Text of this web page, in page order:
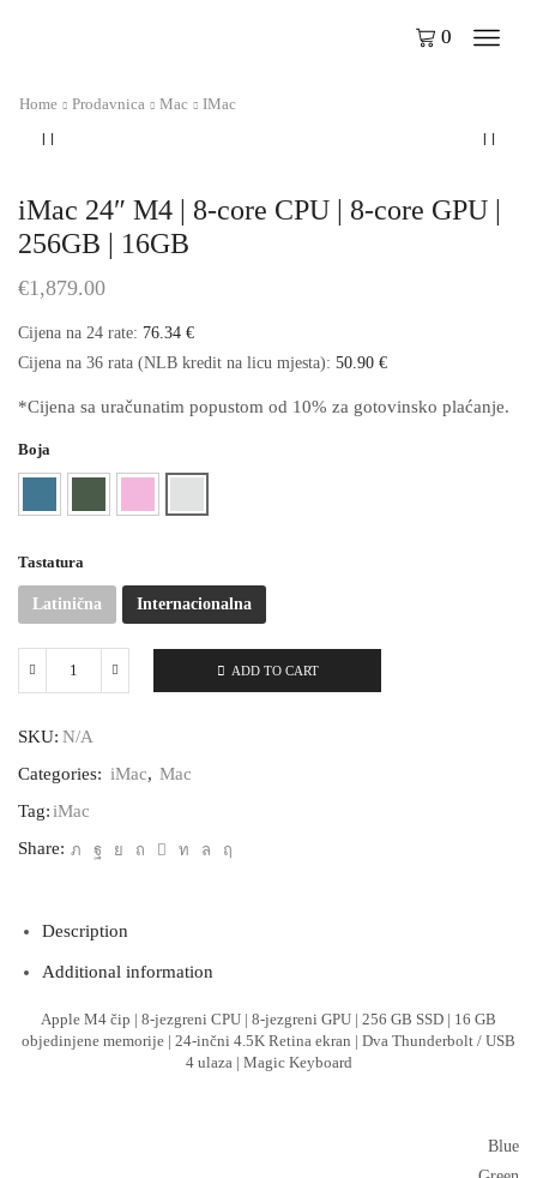
0
Home Prodavnica Mac IMac
iMac 24″ M4 | 8-core CPU | 8-core GPU |
256GB | 16GB
€1,879.00
Cijena na 24 rate: 76.34 €
Cijena na 36 rata (NLB kredit na licu mjesta): 50.90 €
*Cijena sa uračunatim popustom od 10% za gotovinsko plaćanje.
Boja
Tastatura
Latinična Internacionalna
iMac
|
8-
CPU
8-
256GB
16GB
ADD TO CART
SKU: N/A
Categories: iMac, Mac
Tag: iMac
Share:
Description
Additional information
Apple M4 čip | 8-jezgreni CPU | 8-jezgreni GPU | 256 GB SSD | 16 GB
objedinjene memorije | 24-inčni 4.5K Retina ekran | Dva Thunderbolt / USB
4 ulaza | Magic Keyboard
Blue